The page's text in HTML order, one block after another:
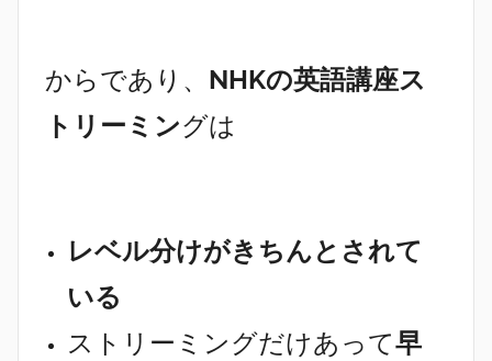
からであり、 NHKの英語講座ス
トリーミングは
レベル分けがきちんとされて
いる
ストリーミングだけあって早